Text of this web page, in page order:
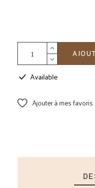
Available
Ajouter à mes favoris